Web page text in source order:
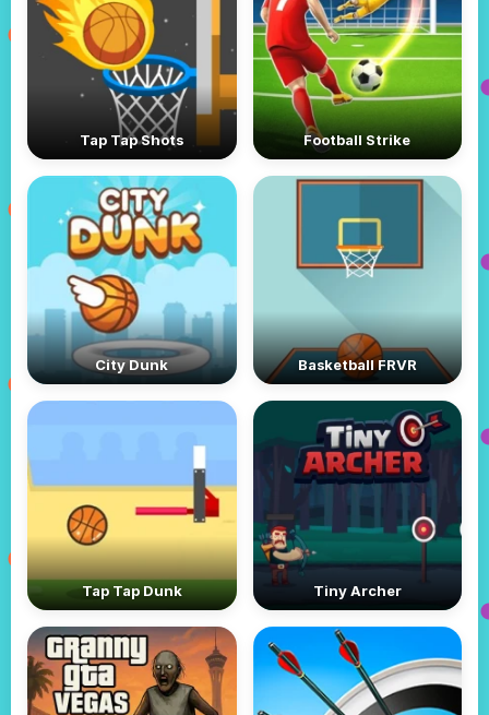
Tap Tap Shots Football Strike
City Dunk Basketball FRVR
Tap Tap Dunk Tiny Archer